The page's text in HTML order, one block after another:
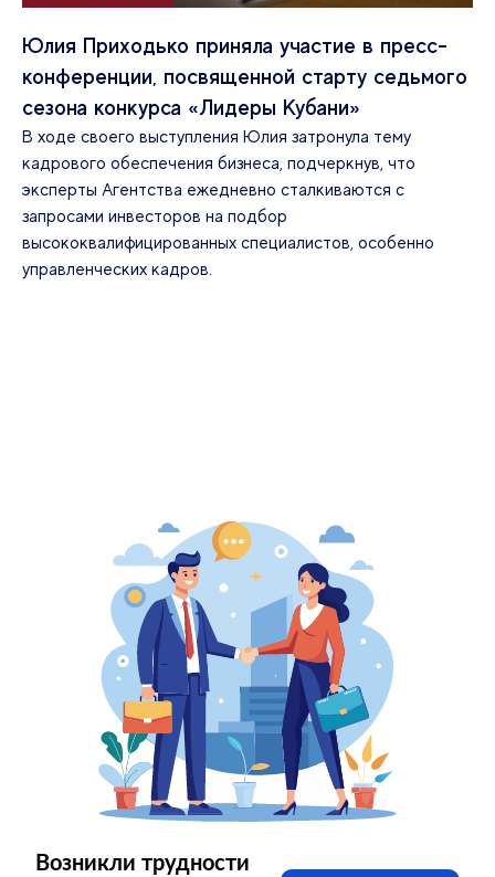
Юлия Приходько приняла участие в пресс-
конференции, посвященной старту седьмого
сезона конкурса «Лидеры Кубани»
В ходе своего выступления Юлия затронула тему
кадрового обеспечения бизнеса, подчеркнув, что
эксперты Агентства ежедневно сталкиваются с
запросами инвесторов на подбор
высококвалифицированных специалистов, особенно
управленческих кадров.
Возникли трудности